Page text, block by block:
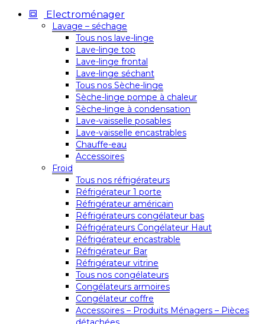
Electroménager
Lavage – séchage
Tous nos lave-linge
Lave-linge top
Lave-linge frontal
Lave-linge séchant
Tous nos Sèche-linge
Sèche-linge pompe à chaleur
Sèche-linge à condensation
Lave-vaisselle posables
Lave-vaisselle encastrables
Chauffe-eau
Accessoires
Froid
Tous nos réfrigérateurs
Réfrigérateur 1 porte
Réfrigérateur américain
Réfrigérateurs congélateur bas
Réfrigérateurs Congélateur Haut
Réfrigérateur encastrable
Réfrigérateur Bar
Réfrigérateur vitrine
Tous nos congélateurs
Congélateurs armoires
Congélateur coffre
Accessoires – Produits Ménagers – Pièces